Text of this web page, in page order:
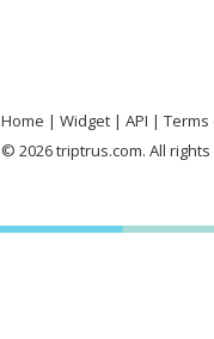
Home Widget API
Terms
© 2026 triptrus.com. All